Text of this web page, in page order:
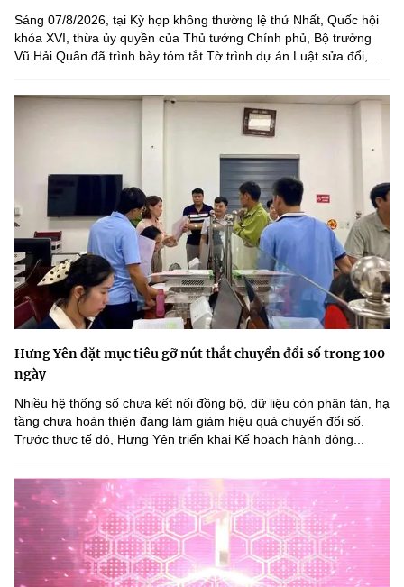
Sáng 07/8/2026, tại Kỳ họp không thường lệ thứ Nhất, Quốc hội
khóa XVI, thừa ủy quyền của Thủ tướng Chính phủ, Bộ trưởng
Vũ Hải Quân đã trình bày tóm tắt Tờ trình dự án Luật sửa đổi,...
Hưng Yên đặt mục tiêu gỡ nút thắt chuyển đổi số trong 100
ngày
Nhiều hệ thống số chưa kết nối đồng bộ, dữ liệu còn phân tán, hạ
tầng chưa hoàn thiện đang làm giảm hiệu quả chuyển đổi số.
Trước thực tế đó, Hưng Yên triển khai Kế hoạch hành động...